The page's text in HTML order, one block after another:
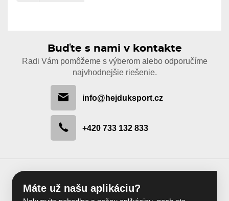
Buďte s nami v kontakte
Radi Vám pomôžeme s výberom alebo odporučíme
najvhodnejšie riešenie.
info@hejduksport.cz
+420 733 132 833
Máte už našu aplikáciu?